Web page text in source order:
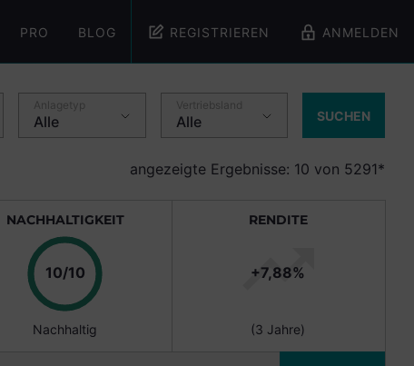
PRO BLOG REGISTRIEREN ANMELDEN
Anlagetyp Vertriebsland
SUCHEN
angezeigte Ergebnisse: 10 von 5291*
NACHHALTIGKEIT
10/10
Nachhaltig
RENDITE
+7,88%
(3 Jahre)